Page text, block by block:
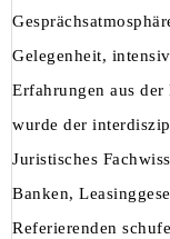
Gelegenheit,
Erfahrungen aus
wurde der
Juristisches
Banken,
Referierenden